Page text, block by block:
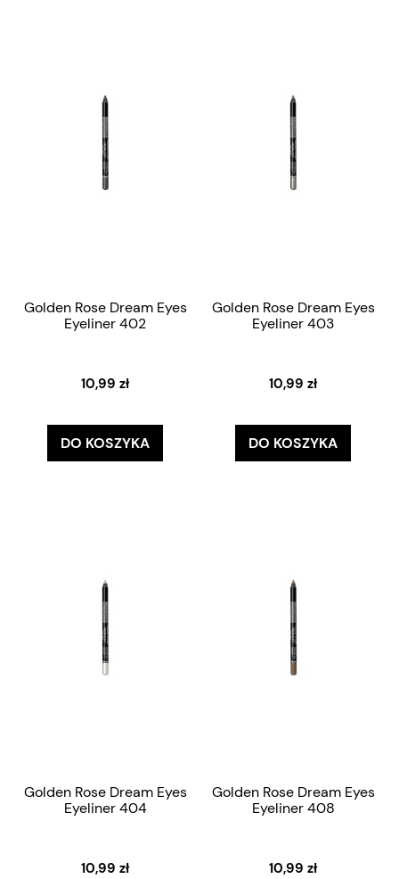
Golden Rose Dream Eyes
Eyeliner 402
10,99 zł
DO KOSZYKA
Golden Rose Dream Eyes
Eyeliner 403
10,99 zł
DO KOSZYKA
Golden Rose Dream Eyes
Eyeliner 404
10,99 zł
Golden Rose Dream Eyes
Eyeliner 408
10,99 zł